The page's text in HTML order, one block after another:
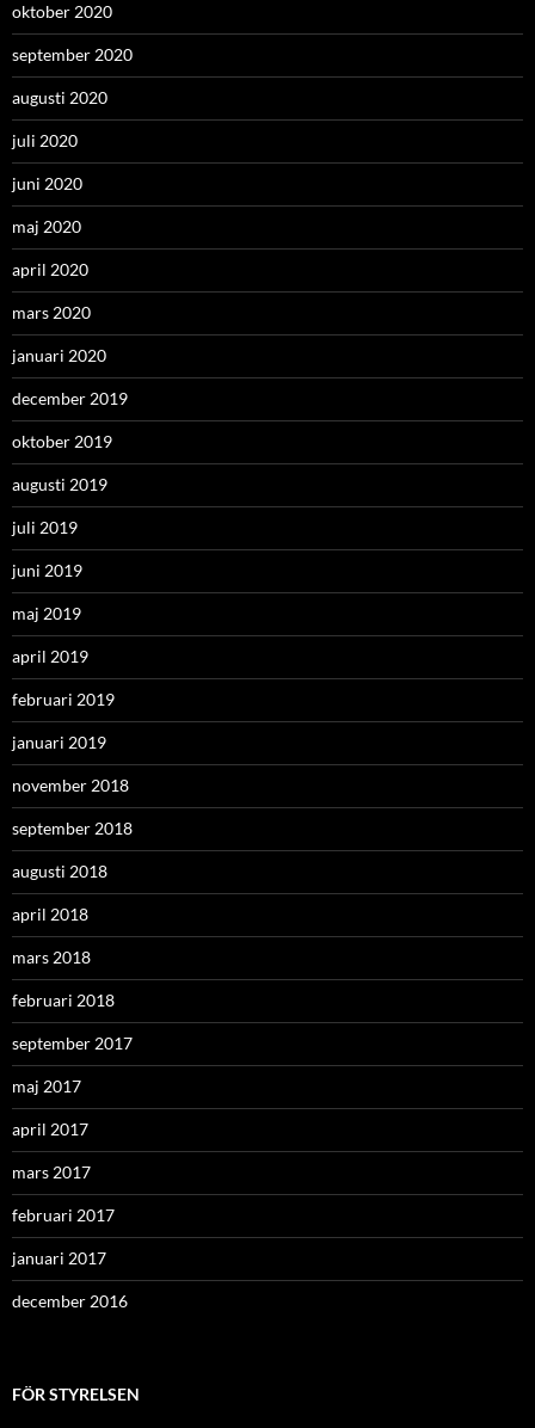
oktober 2020
september 2020
augusti 2020
juli 2020
juni 2020
maj 2020
april 2020
mars 2020
januari 2020
december 2019
oktober 2019
augusti 2019
juli 2019
juni 2019
maj 2019
april 2019
februari 2019
januari 2019
november 2018
september 2018
augusti 2018
april 2018
mars 2018
februari 2018
september 2017
maj 2017
april 2017
mars 2017
februari 2017
januari 2017
december 2016
FÖR STYRELSEN